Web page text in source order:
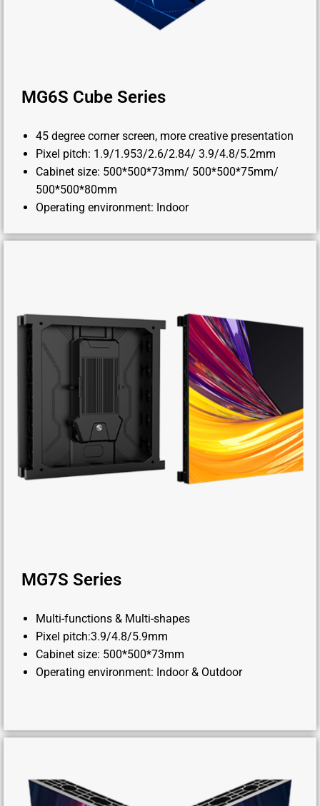
MG6S Cube Series
45 degree corner screen, more creative presentation
Pixel pitch: 1.9/1.953/2.6/2.84/ 3.9/4.8/5.2mm
Cabinet size: 500*500*73mm/ 500*500*75mm/
500*500*80mm
Operating environment: Indoor
MG7S Series
Multi-functions & Multi-shapes
Pixel pitch:3.9/4.8/5.9mm
Cabinet size: 500*500*73mm
Operating environment: Indoor & Outdoor